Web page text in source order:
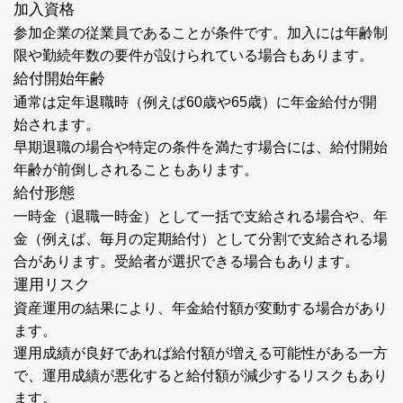
加入資格
参加企業の従業員であることが条件です。加入には年齢制
限や勤続年数の要件が設けられている場合もあります。
給付開始年齢
通常は定年退職時（例えば60歳や65歳）に年金給付が開
始されます。
早期退職の場合や特定の条件を満たす場合には、給付開始
年齢が前倒しされることもあります。
給付形態
一時金（退職一時金）として一括で支給される場合や、年
金（例えば、毎月の定期給付）として分割で支給される場
合があります。受給者が選択できる場合もあります。
運用リスク
資産運用の結果により、年金給付額が変動する場合があり
ます。
運用成績が良好であれば給付額が増える可能性がある一方
で、運用成績が悪化すると給付額が減少するリスクもあり
ます。